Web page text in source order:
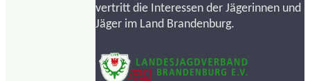
vertritt die Interessen der Jägerinnen und
Jäger im Land Brandenburg.